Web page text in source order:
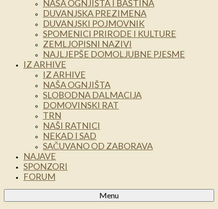
NAŠA OGNJIŠTA I BAŠTINA
DUVANJSKA PREZIMENA
DUVANJSKI POJMOVNIK
SPOMENICI PRIRODE I KULTURE
ZEMLJOPISNI NAZIVI
NAJLJEPŠE DOMOLJUBNE PJESME
IZ ARHIVE
IZ ARHIVE
NAŠA OGNJIŠTA
SLOBODNA DALMACIJA
DOMOVINSKI RAT
TRN
NAŠI RATNICI
NEKAD I SAD
SAČUVANO OD ZABORAVA
NAJAVE
SPONZORI
FORUM
Menu